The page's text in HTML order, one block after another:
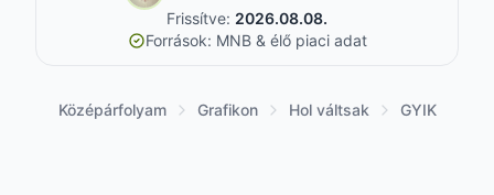
Frissítve: 2026.08.08.
Források: MNB & élő piaci adat
Középárfolyam Grafikon Hol váltsak GYIK